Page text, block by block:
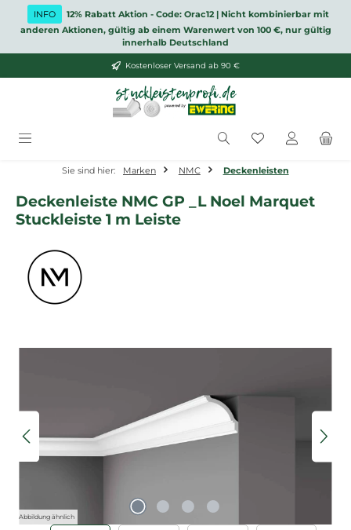
Zum Hauptinhalt springen
INFO
12% Rabatt Aktion - Code: Orac12 | Nicht kombinierbar mit
anderen Aktionen, gültig ab einem Warenwert von 100 €, nur gültig
innerhalb Deutschland
Kostenloser Versand ab 90 €
Du hast 0
Sie sind hier: Marken NMC Deckenleisten
Deckenleiste NMC GP _L Noel Marquet
Stuckleiste 1 m Leiste
Abbildung ähnlich